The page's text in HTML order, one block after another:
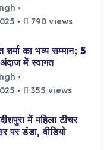
790 views
का भव्य सम्मान; 5
में स्वागत
355 views
में महिला टीचर
पर डंडा, वीडियो